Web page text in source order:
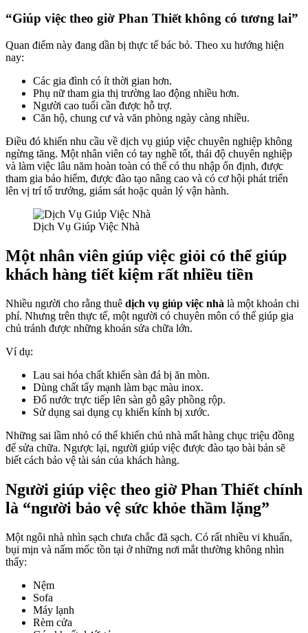
“Giúp việc theo giờ Phan Thiết không có tương lai”
Quan điểm này đang dần bị thực tế bác bỏ. Theo xu hướng hiện
nay:
Các gia đình có ít thời gian hơn.
Phụ nữ tham gia thị trường lao động nhiều hơn.
Người cao tuổi cần được hỗ trợ.
Căn hộ, chung cư và văn phòng ngày càng nhiều.
Điều đó khiến nhu cầu về dịch vụ giúp việc chuyên nghiệp không
ngừng tăng. Một nhân viên có tay nghề tốt, thái độ chuyên nghiệp
và làm việc lâu năm hoàn toàn có thể có thu nhập ổn định, được
tham gia bảo hiểm, được đào tạo nâng cao và có cơ hội phát triển
lên vị trí tổ trưởng, giám sát hoặc quản lý vận hành.
Dịch Vụ Giúp Việc Nhà
Một nhân viên giúp việc giỏi có thể giúp
khách hàng tiết kiệm rất nhiều tiền
Nhiều người cho rằng thuê dịch vụ giúp việc nhà là một khoản chi
phí. Nhưng trên thực tế, một người có chuyên môn có thể giúp gia
chủ tránh được những khoản sửa chữa lớn.
Ví dụ:
Lau sai hóa chất khiến sàn đá bị ăn mòn.
Dùng chất tẩy mạnh làm bạc màu inox.
Đổ nước trực tiếp lên sàn gỗ gây phồng rộp.
Sử dụng sai dụng cụ khiến kính bị xước.
Những sai lầm nhỏ có thể khiến chủ nhà mất hàng chục triệu đồng
để sửa chữa. Ngược lại, người giúp việc được đào tạo bài bản sẽ
biết cách bảo vệ tài sản của khách hàng.
Người giúp việc theo giờ Phan Thiết chính
là “người bảo vệ sức khỏe thầm lặng”
Một ngôi nhà nhìn sạch chưa chắc đã sạch. Có rất nhiều vi khuẩn,
bụi mịn và nấm mốc tồn tại ở những nơi mắt thường không nhìn
thấy:
Nệm
Sofa
Máy lạnh
Rèm cửa